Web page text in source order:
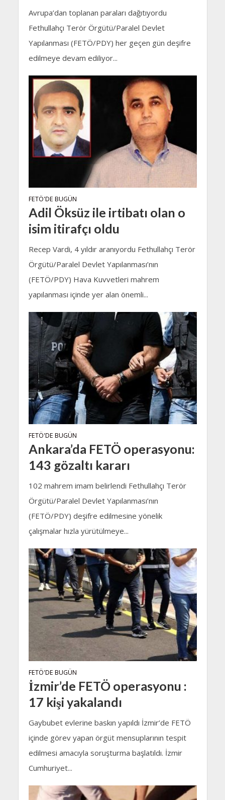
Avrupa’dan toplanan paraları dağıtıyordu
Fethullahçı Terör Örgütü/Paralel Devlet
Yapılanması (FETÖ/PDY) her geçen gün deşifre
edilmeye devam ediliyor...
FETÖ'DE BUGÜN
Adil Öksüz ile irtibatı olan o
isim itirafçı oldu
Recep Vardi, 4 yıldır aranıyordu Fethullahçı Terör
Örgütü/Paralel Devlet Yapılanması’nın
(FETÖ/PDY) Hava Kuvvetleri mahrem
yapılanması içinde yer alan önemli...
FETÖ'DE BUGÜN
Ankara’da FETÖ operasyonu:
143 gözaltı kararı
102 mahrem imam belirlendi Fethullahçı Terör
Örgütü/Paralel Devlet Yapılanması’nın
(FETÖ/PDY) deşifre edilmesine yönelik
çalışmalar hızla yürütülmeye...
FETÖ'DE BUGÜN
İzmir’de FETÖ operasyonu :
17 kişi yakalandı
Gaybubet evlerine baskın yapıldı İzmir’de FETÖ
içinde görev yapan örgüt mensuplarının tespit
edilmesi amacıyla soruşturma başlatıldı. İzmir
Cumhuriyet...